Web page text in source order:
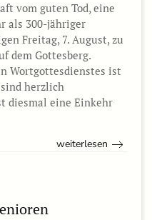
vom guten Tod, eine
als 300-jähriger
Freitag, 7. August, zu
dem Gottesberg.
Wortgottesdienstes ist
herzlich
diesmal eine Einkehr
weiterlesen